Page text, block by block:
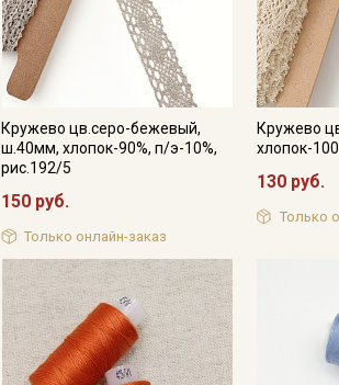
Кружево цв.серо-бежевый,
ш.40мм, хлопок-90%, п/э-10%,
рис.192/5
150 руб.
Только онлайн-заказ
Кружево
хлопок-
130 руб.
Только